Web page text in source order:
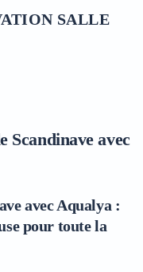
Scandinave avec
avec Aqualya :
pour toute la